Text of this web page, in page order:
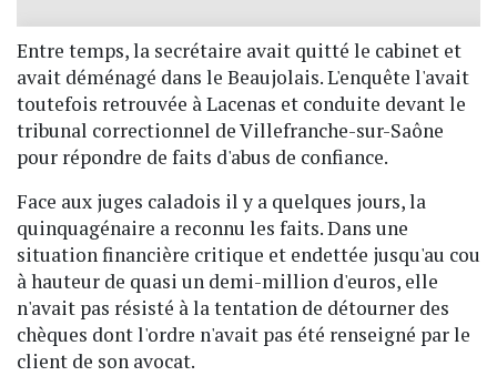
Entre temps, la secrétaire avait quitté le cabinet et
avait déménagé dans le Beaujolais. L'enquête l'avait
toutefois retrouvée à Lacenas et conduite devant le
tribunal correctionnel de Villefranche-sur-Saône
pour répondre de faits d'abus de confiance.
Face aux juges caladois il y a quelques jours, la
quinquagénaire a reconnu les faits. Dans une
situation financière critique et endettée jusqu'au cou
à hauteur de quasi un demi-million d'euros, elle
n'avait pas résisté à la tentation de détourner des
chèques dont l'ordre n'avait pas été renseigné par le
client de son avocat.